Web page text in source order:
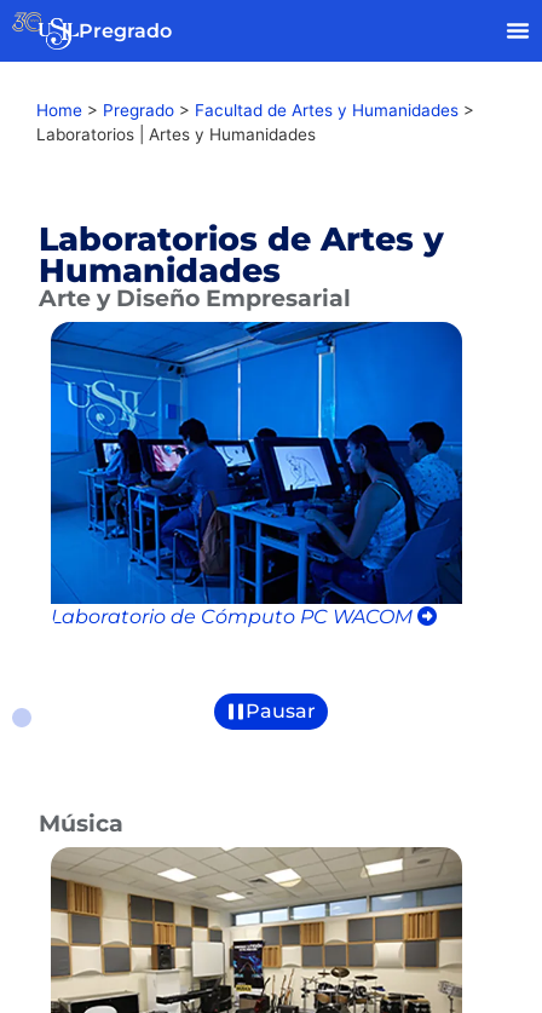
Pregrado
Home > Pregrado > Facultad de Artes y Humanidades >
Laboratorios | Artes y Humanidades
Laboratorios de Artes y
Humanidades
Arte y Diseño Empresarial
Laboratorio de Cómputo PC WACOM
Pausar
Música